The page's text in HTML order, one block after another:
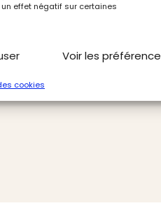
effet négatif sur certaines
Voir les
cookies